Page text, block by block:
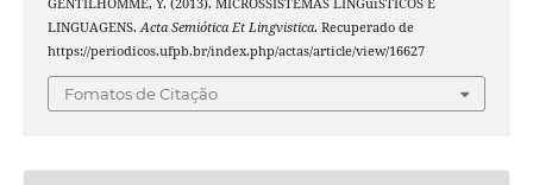
GENTILHOMME, Y. (2013). MICROSSISTEMAS LINGuiSTICOS E
LINGUAGENS.Acta Semiótica Et Lingvistica. Recuperado de
https://periodicos.ufpb.br/index.php/actas/article/view/16627
Fomatos de Citação